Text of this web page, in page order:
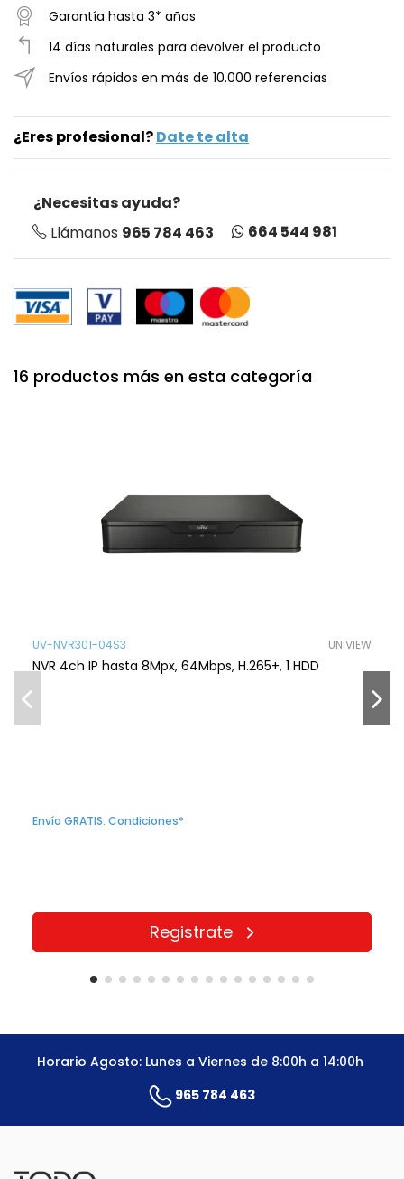
Garantía hasta 3* años
14 días naturales para devolver el producto
Envíos rápidos en más de 10.000 referencias
¿Eres profesional?Date te alta
¿Necesitas ayuda?
Llámanos 965 784 463 664 544 981
16 productos más en esta categoría
UV-NVR301-04S3 UNIVIEW
NVR 4ch IP hasta 8Mpx, 64Mbps, H.265+, 1 HDD
Envío GRATIS. Condiciones*
Registrate
Horario Agosto: Lunes a Viernes de 8:00h a 14:00h
965 784 463